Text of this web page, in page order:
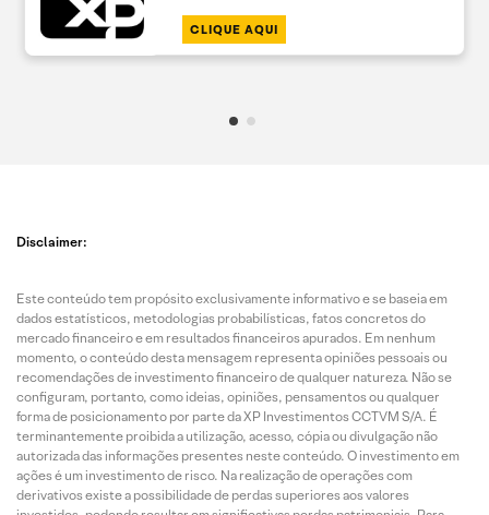
CLIQUE AQUI
Disclaimer:
Este conteúdo tem propósito exclusivamente informativo e se baseia em
dados estatísticos, metodologias probabilísticas, fatos concretos do
mercado financeiro e em resultados financeiros apurados. Em nenhum
momento, o conteúdo desta mensagem representa opiniões pessoais ou
recomendações de investimento financeiro de qualquer natureza. Não se
configuram, portanto, como ideias, opiniões, pensamentos ou qualquer
forma de posicionamento por parte da XP Investimentos CCTVM S/A. É
terminantemente proibida a utilização, acesso, cópia ou divulgação não
autorizada das informações presentes neste conteúdo. O investimento em
ações é um investimento de risco. Na realização de operações com
derivativos existe a possibilidade de perdas superiores aos valores